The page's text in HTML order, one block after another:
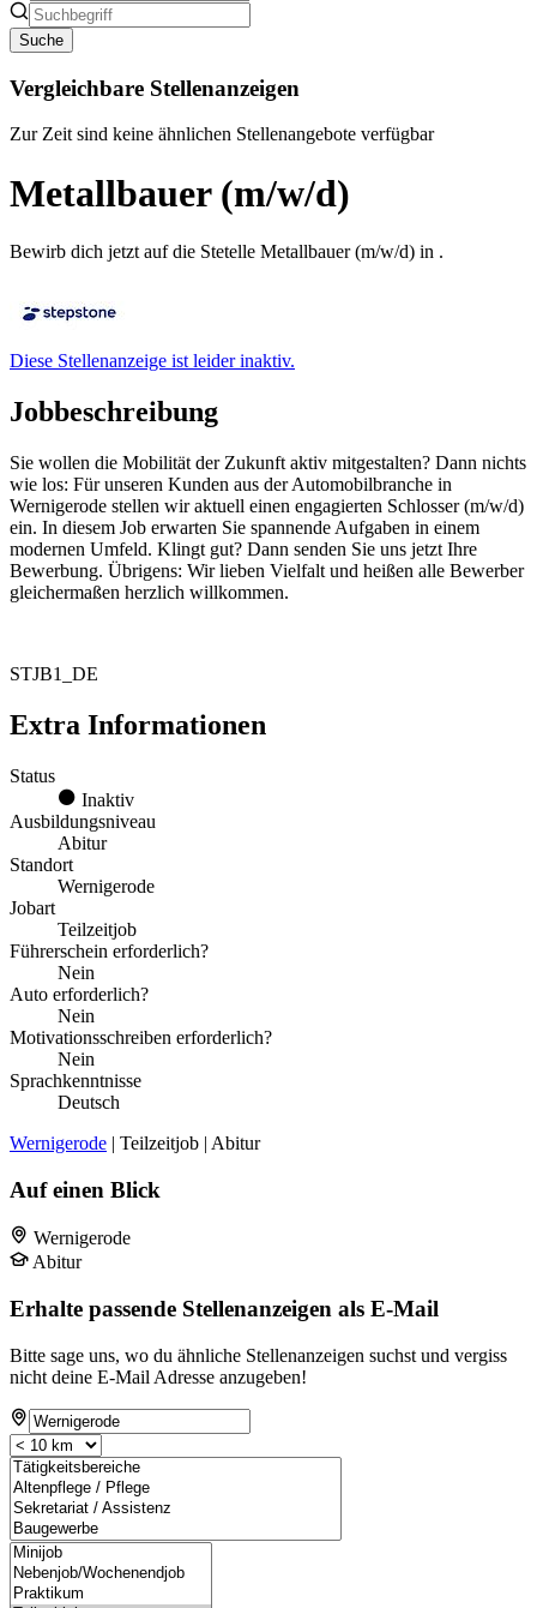
Suche
Vergleichbare Stellenanzeigen
Zur Zeit sind keine ähnlichen Stellenangebote verfügbar
Metallbauer (m/w/d)
Bewirb dich jetzt auf die Stetelle Metallbauer (m/w/d) in .
Diese Stellenanzeige ist leider inaktiv.
Jobbeschreibung
Sie wollen die Mobilität der Zukunft aktiv mitgestalten? Dann nichts
wie los: Für unseren Kunden aus der Automobilbranche in
Wernigerode stellen wir aktuell einen engagierten Schlosser (m/w/d)
ein. In diesem Job erwarten Sie spannende Aufgaben in einem
modernen Umfeld. Klingt gut? Dann senden Sie uns jetzt Ihre
Bewerbung. Übrigens: Wir lieben Vielfalt und heißen alle Bewerber
gleichermaßen herzlich willkommen.
STJB1_DE
Extra Informationen
Status
Inaktiv
Ausbildungsniveau
Abitur
Standort
Wernigerode
Jobart
Teilzeitjob
Führerschein erforderlich?
Nein
Auto erforderlich?
Nein
Motivationsschreiben erforderlich?
Nein
Sprachkenntnisse
Deutsch
Wernigerode | Teilzeitjob | Abitur
Auf einen Blick
Wernigerode
Abitur
Erhalte passende Stellenanzeigen als E-Mail
Bitte sage uns, wo du ähnliche Stellenanzeigen suchst und vergiss
nicht deine E-Mail Adresse anzugeben!